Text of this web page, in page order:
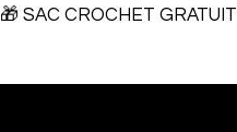
🎁 SAC CROCHET GRATUIT